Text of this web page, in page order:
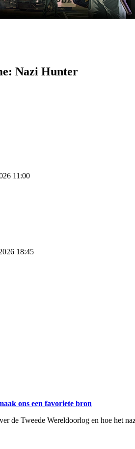
Nazi Hunter
11:00
18:45
ons een favoriete bron
de Tweede Wereldoorlog en hoe het